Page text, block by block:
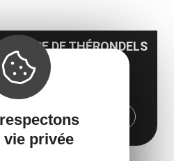
DE THÉRONDELS
artisanale
de Laussac
Obtenir l'itinéraire
vie privée